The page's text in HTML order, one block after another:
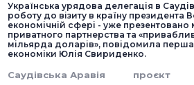
Українська урядова делегація в
роботу до візиту в країну
економічній сфері - уже
приватного партнерства та
мільярда доларів», повідомила перша
економіки Юлія Свириденко.
Саудівська Аравія проєкт